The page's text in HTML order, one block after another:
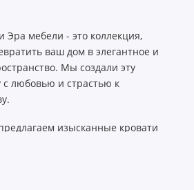
Эра мебели - это коллекция,
ваш дом в элегантное и
Мы создали эту
любовью и страстью к
изысканные кровати
наслаждаться спокойным